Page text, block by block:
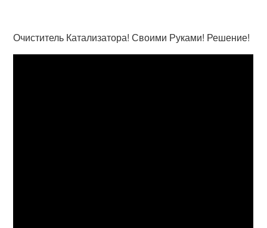
Очиститель Катализатора! Своими Руками! Решение!